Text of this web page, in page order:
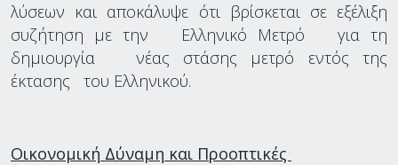
λύσεων και αποκάλυψε ότι βρίσκεται σε εξέλιξη
συζήτηση με την Ελληνικό Μετρό για τη
δημιουργία νέας στάσης μετρό εντός της
έκτασης του Ελληνικού.
Οικονομική Δύναμη και Προοπτικές